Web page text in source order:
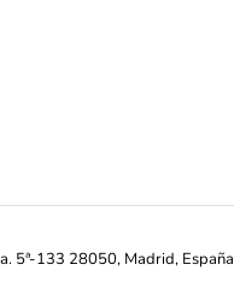
5ª-133 28050, Madrid, España